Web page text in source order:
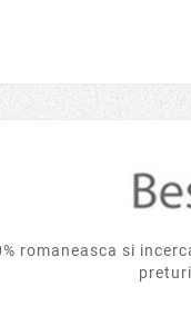
romaneasca si